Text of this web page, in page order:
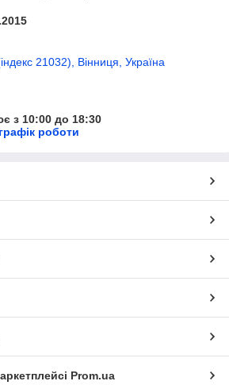
21032), Вінниця, Україна
з 10:00 до 18:30
роботи
Prom.ua